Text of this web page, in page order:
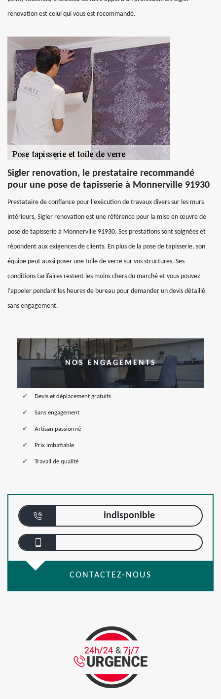
renovation est celui qui vous est recommandé.
Sigler renovation, le prestataire recommandé
pour une pose de tapisserie à Monnerville 91930
Prestataire de confiance pour l’exécution de travaux divers sur les murs
intérieurs, Sigler renovation est une référence pour la mise en œuvre de
pose de tapisserie à Monnerville 91930. Ses prestations sont soignées et
répondent aux exigences de clients. En plus de la pose de tapisserie, son
équipe peut aussi poser une toile de verre sur vos structures. Ses
conditions tarifaires restent les moins chers du marché et vous pouvez
l’appeler pendant les heures de bureau pour demander un devis détaillé
sans engagement.
NOS ENGAGEMENTS
Devis et déplacement gratuits
Sans engagement
Artisan passionné
Prix imbattable
Travail de qualité
indisponible
CONTACTEZ-NOUS